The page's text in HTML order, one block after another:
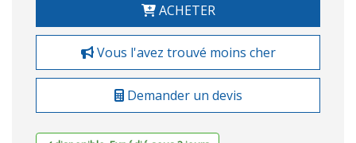
ACHETER
Vous l'avez trouvé moins cher
Demander un devis